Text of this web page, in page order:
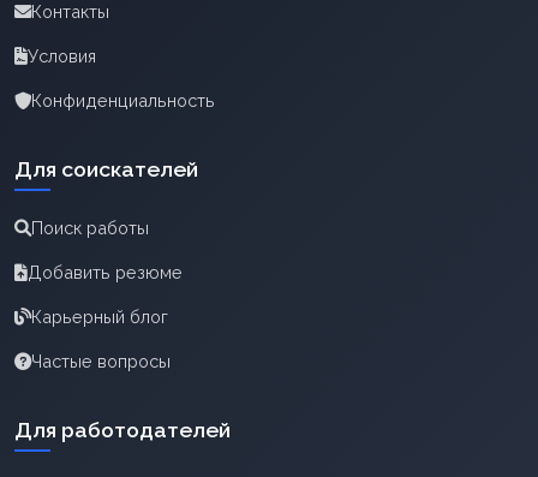
Контакты
Условия
Конфиденциальность
Для соискателей
Поиск работы
Добавить резюме
Карьерный блог
Частые вопросы
Для работодателей